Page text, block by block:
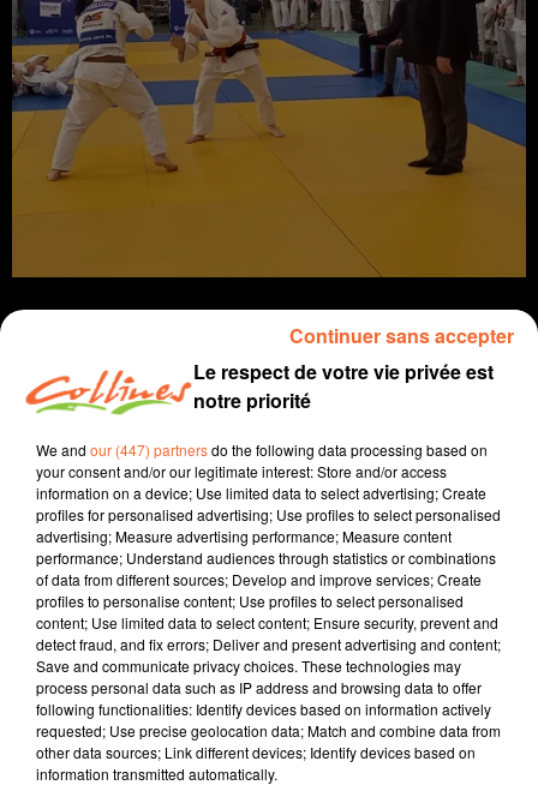
Infos
5 octobre 2025 - 29 min 42 sec
SPORTS MATIN DIMANCHE DU 05 OCTOBRE
Jean Grellier - Patrice Bémanangy
Le sport près de chez vous
Football :
N2 : Victoire de Chauray face aux Herbiers 2 - 1
R1 : Nueillaubiers remporte le derby contre Bressuire 3 -
1
R2 : Niort St Flo s'impose à Ruffec 4 - 1
R3 : Défaite du FC3C contre Aubinrorthais 2 - 1
Le respect de votre vie privée est
notre priorité
We and our (447) partnersdo the following data processing based on
your consent and/or our legitimate interest: Store and/or access
information on a device; Use limited data to select advertising; Create
profiles for personalised advertising; Use profiles to select personalised
advertising; Measure advertising performance; Measure content
performance; Understand audiences through statistics or combinations
of data from different sources; Develop and improve services; Create
profiles to personalise content; Use profiles to select personalised
content; Use limited data to select content; Ensure security, prevent and
detect fraud, and fix errors; Deliver and present advertising and content;
Save and communicate privacy choices. These technologies may
process personal data such as IP address and browsing data to offer
following functionalities: Identify devices based on information actively
requested; Use precise geolocation data; Match and combine data from
other data sources; Link different devices; Identify devices based on
information transmitted automatically.
Continuer sans accepter